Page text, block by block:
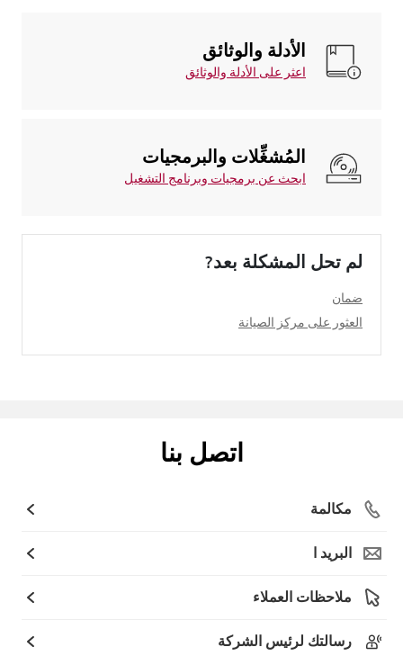
الأدلة والوثائق
اعثر على الأدلة والوثائق
المُشغِّلات والبرمجيات
ابحث عن برمجيات وبرنامج التشغيل
لم تحل المشكلة بعد?
ضمان
العثور على مركز الصيانة
اتصل بنا
مكالمة
البريد ا
ملاحظات العملاء
رسالتك لرئيس الشركة